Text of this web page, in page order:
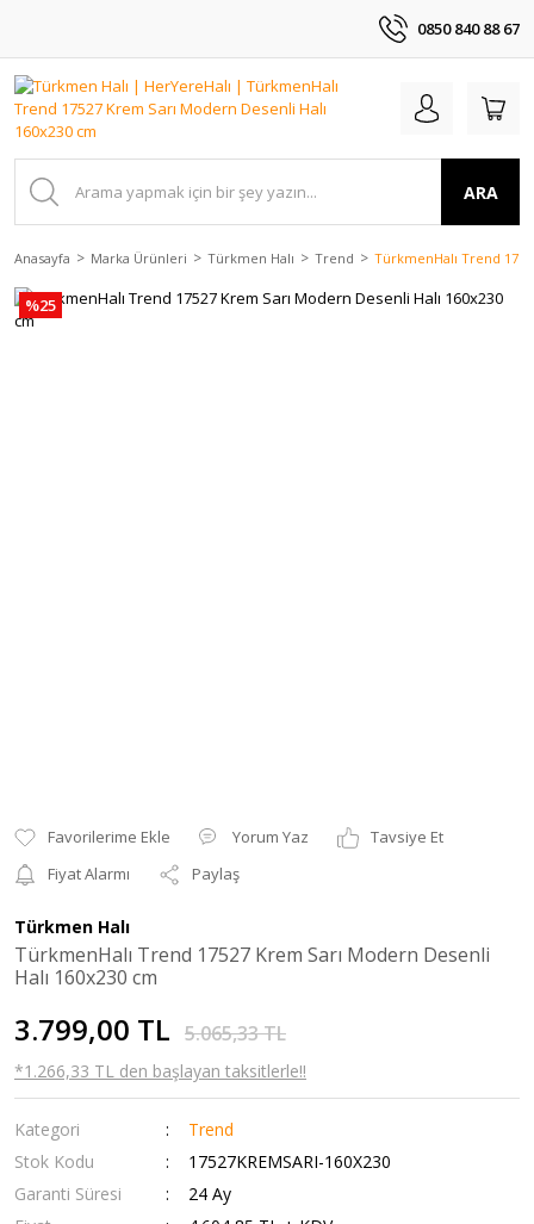
0850 840 88 67
ARA
Anasayfa Marka Ürünleri Türkmen Halı Trend TürkmenHalı Trend
%25
Yorum Yaz
Tavsiye Et
Fiyat Alarmı
Paylaş
Türkmen Halı
TürkmenHalı Trend 17527 Krem Sarı Modern Desenli
Halı 160x230 cm
3.799,00 TL 5.065,33 TL
*1.266,33 TL den başlayan taksitlerle!!
Kategori
Trend
Stok Kodu
17527KREMSARI-160X230
Garanti Süresi
24 Ay